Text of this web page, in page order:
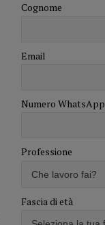
Cognome
Email
Numero WhatsApp
Professione
Fascia di età